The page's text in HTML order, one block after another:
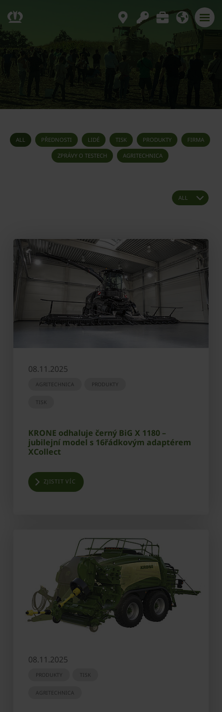
ALL PŘEDNOSTI LIDÉ TISK PRODUKTY FIRMA
ZPRÁVY O TESTECH AGRITECHNICA
08.11.2025
AGRITECHNICA PRODUKTY
TISK
KRONE odhaluje černý BiG X 1180 –
jubilejní model s 16řádkovým adaptérem
XCollect
ZJISTIT VÍC
08.11.2025
PRODUKTY TISK
AGRITECHNICA